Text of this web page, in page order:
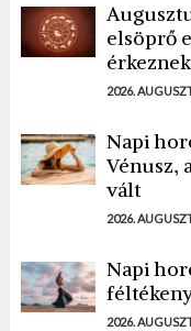
elsöprő
érkeznek
2026.
Napi
Vénusz,
vált
2026.
Napi
2026.